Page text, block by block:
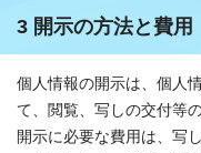
3 開示の方法と費用
個人情報の開示は、個人
て、閲覧、写しの交付等
開示に必要な費用は、写